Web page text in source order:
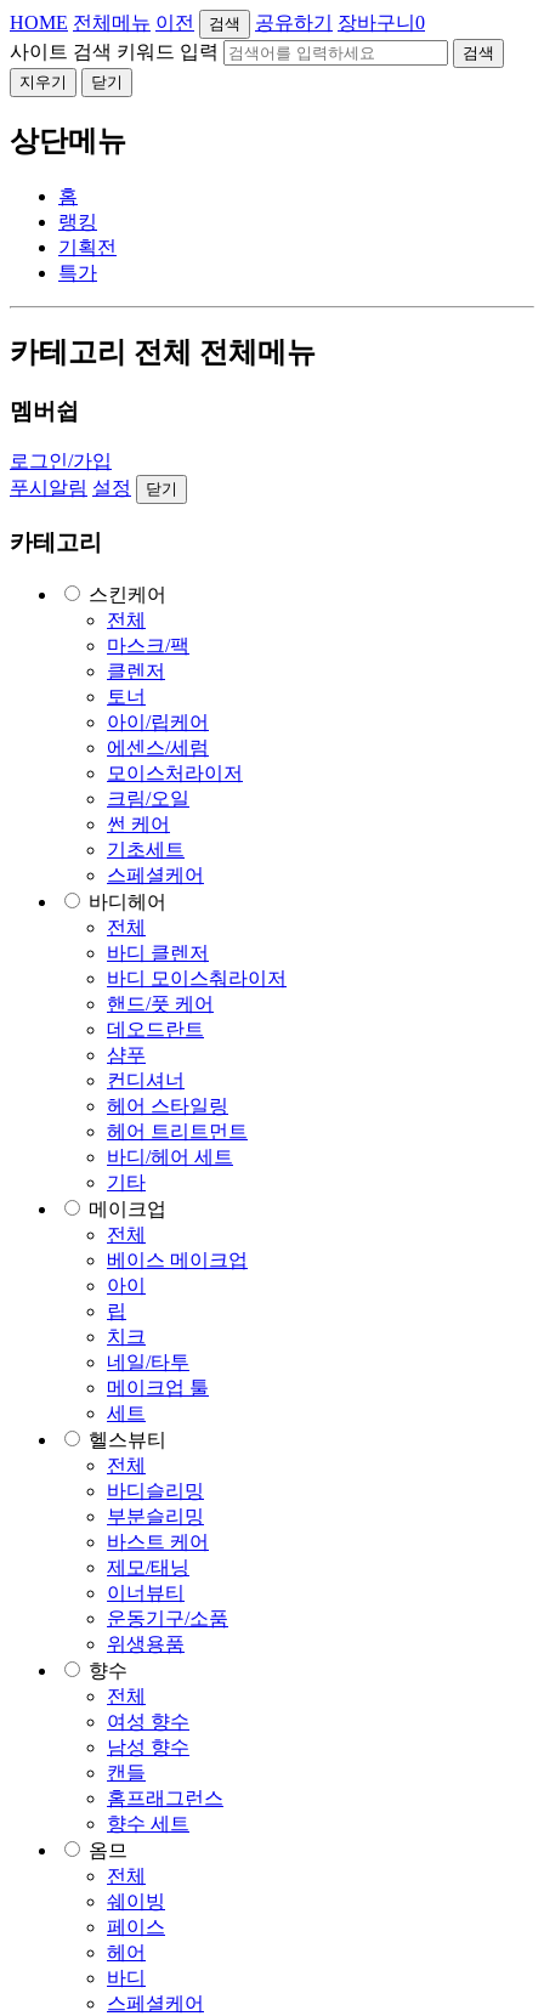
HOME 전체메뉴 이전 검색 공유하기 장바구니 0
사이트 검색 키워드 입력
검색
지우기
닫기
상단메뉴
홈
랭킹
기획전
특가
카테고리 전체 전체메뉴
멤버쉽
로그인/가입
푸시알림 설정 닫기
카테고리
스킨케어
전체
마스크/팩
클렌저
토너
아이/립케어
에센스/세럼
모이스처라이저
크림/오일
썬 케어
기초세트
스페셜케어
바디헤어
전체
바디 클렌저
바디 모이스춰라이저
핸드/풋 케어
데오드란트
샴푸
컨디셔너
헤어 스타일링
헤어 트리트먼트
바디/헤어 세트
기타
메이크업
전체
베이스 메이크업
아이
립
치크
네일/타투
메이크업 툴
세트
헬스뷰티
전체
바디슬리밍
부분슬리밍
바스트 케어
제모/태닝
이너뷰티
운동기구/소품
위생용품
향수
전체
여성 향수
남성 향수
캔들
홈프래그런스
향수 세트
옴므
전체
쉐이빙
페이스
헤어
바디
스페셜케어